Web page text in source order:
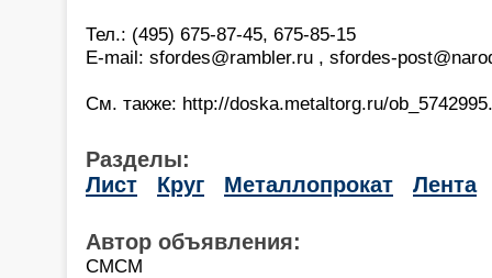
Тел.: (495) 675-87-45, 675-85-15
E-mail: sfordes@rambler.ru , sfordes-
См. также: http://doska.metaltorg.ru/
Разделы:
Лист
Круг Металлопрокат Лента
Автор объявления:
СМСМ